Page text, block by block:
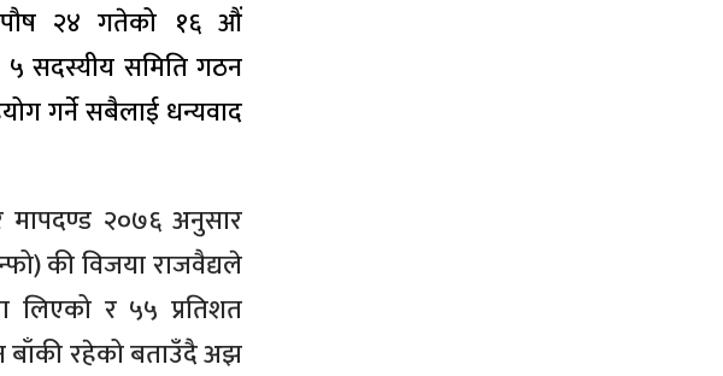
पौष २४ गतेको १६ औं
५ सदस्यीय समिति गठन
गर्ने सबैलाई धन्यवाद
मापदण्ड २०७६ अनुसार
की विजया राजवैद्यले
लिएको र ५५ प्रतिशत
बाँकी रहेको बताउँदै अझ